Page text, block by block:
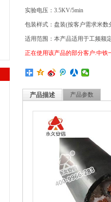
实验电压： 3.5KV/5min
包装样式：盘装(按客户需求米数
适用范围：本产品适用于工频额
正在使用该产品的部分客户:中铁
产品描述 产品参数